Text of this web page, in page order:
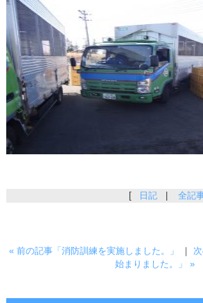
[ 日記 全記
« 前の記事「消防訓練を実施しました。」 ｜
始まりました。」 »